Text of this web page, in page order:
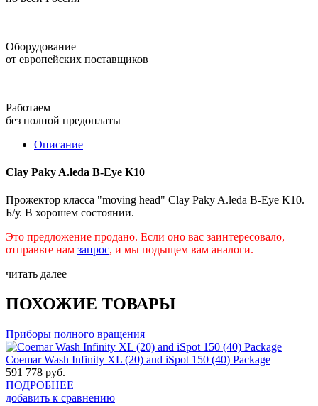
Оборудование
от европейских поставщиков
Работаем
без полной предоплаты
Описание
Clay Paky A.leda B-Eye K10
Прожектор класса "moving head" Clay Paky A.leda B-Eye K10.
Б/у. В хорошем состоянии.
Это предложение продано. Если оно вас заинтересовало,
отправьте нам запрос, и мы подыщем вам аналоги.
читать далее
ПОХОЖИЕ ТОВАРЫ
Приборы полного вращения
Coemar Wash Infinity XL (20) and iSpot 150 (40) Package
591 778 руб.
ПОДРОБНЕЕ
добавить к сравнению